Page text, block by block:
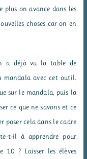
on avance dans les
choses car on en
a déjà vu la table de
mandala avec cet outil.
sur le mandala, puis la
ce que ne savons et ce
poser cela dans le cadre
t-il à apprendre pour
10 ? Laisser les élèves